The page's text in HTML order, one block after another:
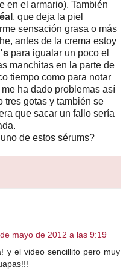
en el armario). También
, que deja la piel
sensación grasa o más
antes de la crema estoy
para igualar un poco el
manchitas en la parte de
tiempo como para notar
ha dado problemas así
tres gotas y también se
que sacar un fallo sería
de estos sérums?
mayo de 2012 a las 9:19
y el video sencillito pero muy